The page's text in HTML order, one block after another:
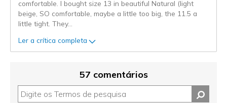
comfortable. I bought size 13 in beautiful Natural (light
beige, SO comfortable, maybe a little too big, the 11.5 a
little tight. They...
Ler a crítica completa
57 comentários